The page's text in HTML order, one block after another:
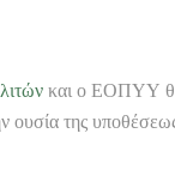
και ο ΕΟΠΥΥ θα
ουσία της